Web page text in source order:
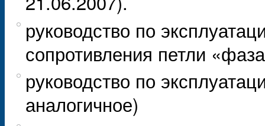
руководство по
сопротивления петли
руководство по
аналогичное)